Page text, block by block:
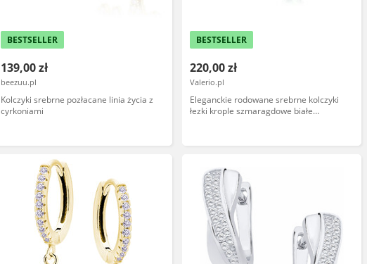
BESTSELLER
139,00 zł
beezuu.pl
Kolczyki srebrne pozłacane linia życia z
cyrkoniami
BESTSELLER
220,00 zł
Valerio.pl
Eleganckie rodowane srebrne kolczyki
łezki krople szmaragdowe białe